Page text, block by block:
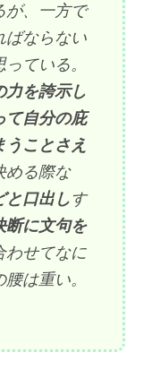
が、一方で
ばならない
ている。
力を誇示し
て自分の庇
うことさえ
める際な
と口出し す
断に文句を
わせてなに
は重い。